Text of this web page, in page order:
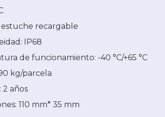
recargable
IP68
de funcionamiento: -40 °C/+65 °C
kg/parcela
2 años
110 mm* 35 mm